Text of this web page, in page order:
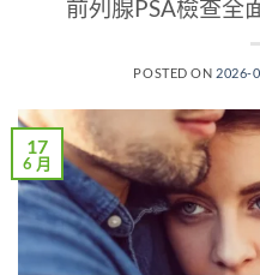
前列腺PSA檢查全
POSTED ON 2026-
17
6 月